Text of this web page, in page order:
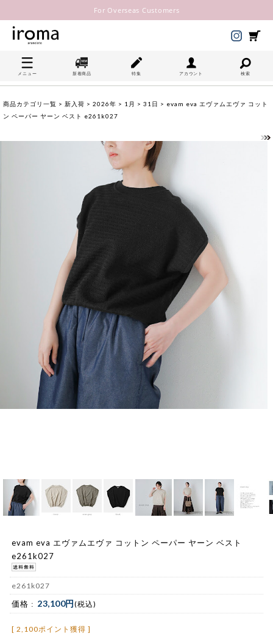
For Overseas Customers
メニュー 新着商品 特集 アカウント 検索
商品カテゴリ一覧 > 新入荷 > 2026年 > 1月 > 31日 > evam eva エヴァムエヴァ コット
ン ペーパー ヤーン ベスト e261k027
evam eva エヴァムエヴァ コットン ペーパー ヤーン ベスト
e261k027
e261k027
価格 : 23,100円(税込)
[ 2,100ポイント獲得 ]